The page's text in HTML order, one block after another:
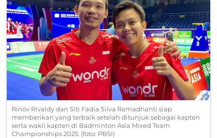
Rinov Rivaldy dan Siti Fadia Silva Ramadhanti siap
memberikan yang terbaik setelah ditunjuk sebagai kapten
serta wakil kapten di Badminton Asia Mixed Team
Championships 2025. (foto: PBSI)